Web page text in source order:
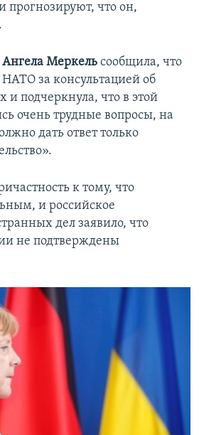
прогнозируют, что он,
Ангела Меркель сообщила, что
НАТО за консультацией об
и подчеркнула, что в этой
очень трудные вопросы, на
дать ответ только
к тому, что
и российское
дел заявило, что
не подтверждены